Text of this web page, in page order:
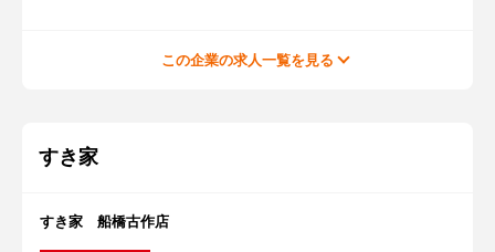
この企業の求人一覧を見る
すき家
すき家 船橋古作店